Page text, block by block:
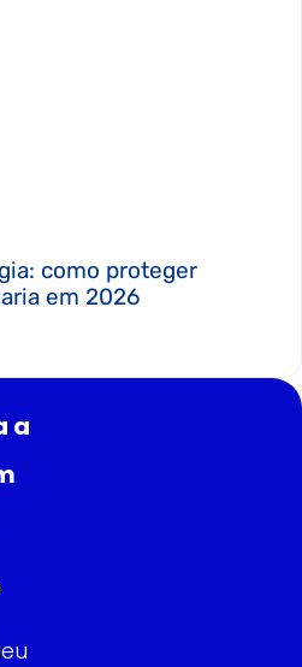
como proteger
em 2026
a